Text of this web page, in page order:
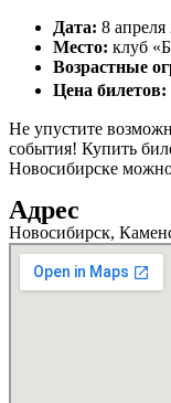
Дата: 8 апреля
Место: клуб
Возрастные
Цена билетов:
Не упустите
события! Купить
Новосибирске
Адрес
Новосибирск,